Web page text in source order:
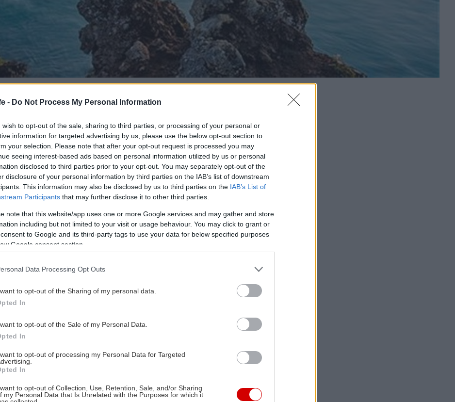
- Do Not Process My Personal Information
wish to opt-out of the sale, sharing to third parties, or processing of your personal or
information for targeted advertising by us, please use the below opt-out section to
your selection. Please note that after your opt-out request is processed you may
seeing interest-based ads based on personal information utilized by us or personal
disclosed to third parties prior to your opt-out. You may separately opt-out of the
disclosure of your personal information by third parties on the IAB’s list of downstream
This information may also be disclosed by us to third parties on the IAB’s List of
Participants that may further disclose it to other third parties.
note that this website/app uses one or more Google services and may gather and store
including but not limited to your visit or usage behaviour. You may click to grant or
to Google and its third-party tags to use your data for below specified purposes
Google consent section.
Data Processing Opt Outs
to opt-out of the Sharing of my personal data.
In
to opt-out of the Sale of my Personal Data.
In
to opt-out of processing my Personal Data for Targeted
In
to opt-out of Collection, Use, Retention, Sale, and/or Sharing
my Personal Data that Is Unrelated with the Purposes for which it